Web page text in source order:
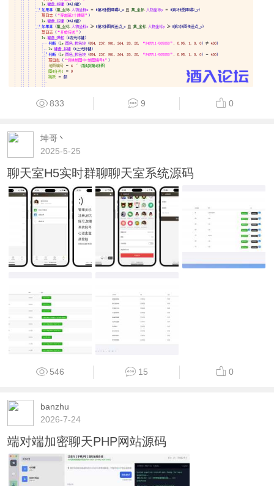
833 9 0
坤哥丶
2025-5-25
聊天室H5实时群聊聊天室系统源码
546 15 0
banzhu
2026-7-24
端对端加密聊天PHP网站源码